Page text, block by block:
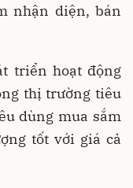
nhận diện, bán
triển hoạt động
thị trường tiêu
dùng mua sắm
tốt với giá cả